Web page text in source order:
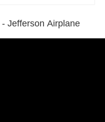
Jefferson Airplane